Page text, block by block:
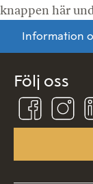
knappen här
Information
Följ oss
Följ
oss
på
på